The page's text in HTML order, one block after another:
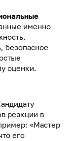
именно
безопасное
оценки.
реакции в
«Мастер
его